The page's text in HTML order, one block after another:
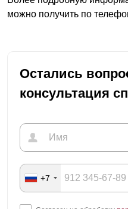
можно получить по
Остались
консультация
+7